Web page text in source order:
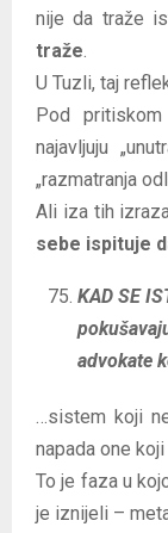
nije da traže
traže.
U Tuzli, taj
Pod
najavljuju
„razmatranja
Ali iza tih
sebe ispituje
KAD SE
advokate
…sistem koji
napada one
To je faza u
je iznijeli –